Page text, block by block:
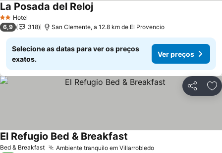
2 Estrelas
Hotel
La Posada del RelojVer preços
6,9 318 San Clemente, a 12.8 km de El Provencio
Selecione as datas para ver os preços
exatos.
Ver preços
Partilhar
Bed & Breakfast Ambiente tranquilo em VillarrobledoVer preços
El Refugio Bed & Breakfast